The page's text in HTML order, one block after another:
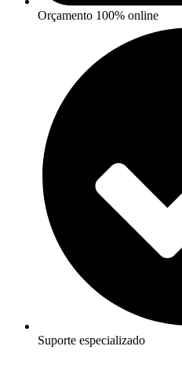
Orçamento 100% online
Suporte especializado